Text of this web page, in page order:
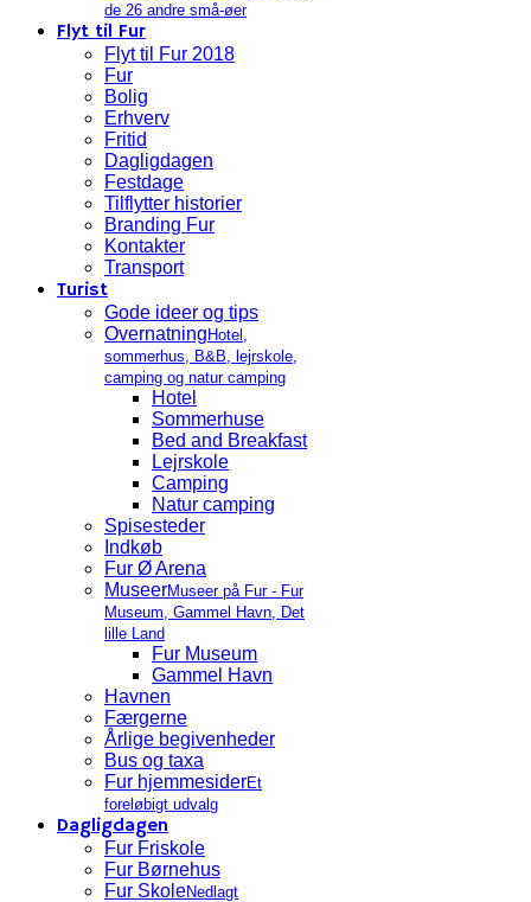
de 26 andre små-øer
Flyt til Fur
Flyt til Fur 2018
Fur
Bolig
Erhverv
Fritid
Dagligdagen
Festdage
Tilflytter historier
Branding Fur
Kontakter
Transport
Turist
Gode ideer og tips
Overnatning Hotel,
sommerhus, B&B, lejrskole,
camping og natur camping
Hotel
Sommerhuse
Bed and Breakfast
Lejrskole
Camping
Natur camping
Spisesteder
Indkøb
Fur Ø Arena
MuseerMuseer på Fur - Fur
Museum, Gammel Havn, Det
lille Land
Fur Museum
Gammel Havn
Havnen
Færgerne
Årlige begivenheder
Bus og taxa
Fur hjemmesiderEt
foreløbigt udvalg
Dagligdagen
Fur Friskole
Fur Børnehus
Fur SkoleNedlagt